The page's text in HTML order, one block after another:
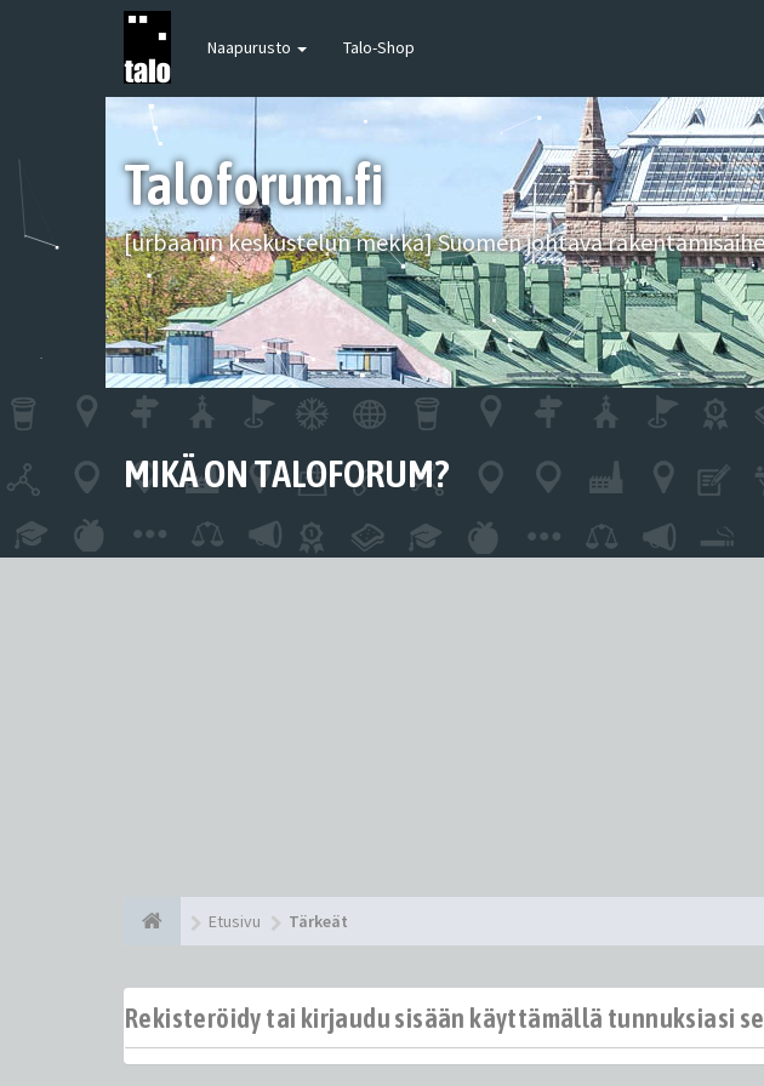
Naapurusto Talo-Shop
Taloforum.fi
[urbaanin keskustelun mekka] Suomen johtava
MIKÄ ON TALOFORUM?
Etusivu Tärkeät
Rekisteröidy tai kirjaudu sisään käyttämällä tunnuksiasi